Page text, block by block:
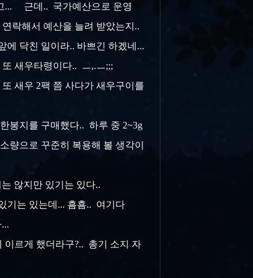
... 근데.. 국가예산으로 운영
락해서 예산을 늘려 받았는지..
닥친 일이라.. 바쁘긴 하겠네...
새우타령이다.. ㅡ,.ㅡ;;;
새우 2팩 쯤 사다가 새우구이를
봉지를 구매했다.. 하루 중 2~3g
으로 꾸준히 복용해 볼 생각이
않지만 있기는 있다..
기는 있는데... 흠흠.. 여기다
...
이르게 했더라구?.. 총기 소지 자